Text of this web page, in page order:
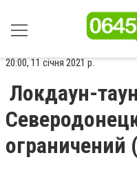
20:00, 11 січня 2021 р.
Локдаун-
ограничений